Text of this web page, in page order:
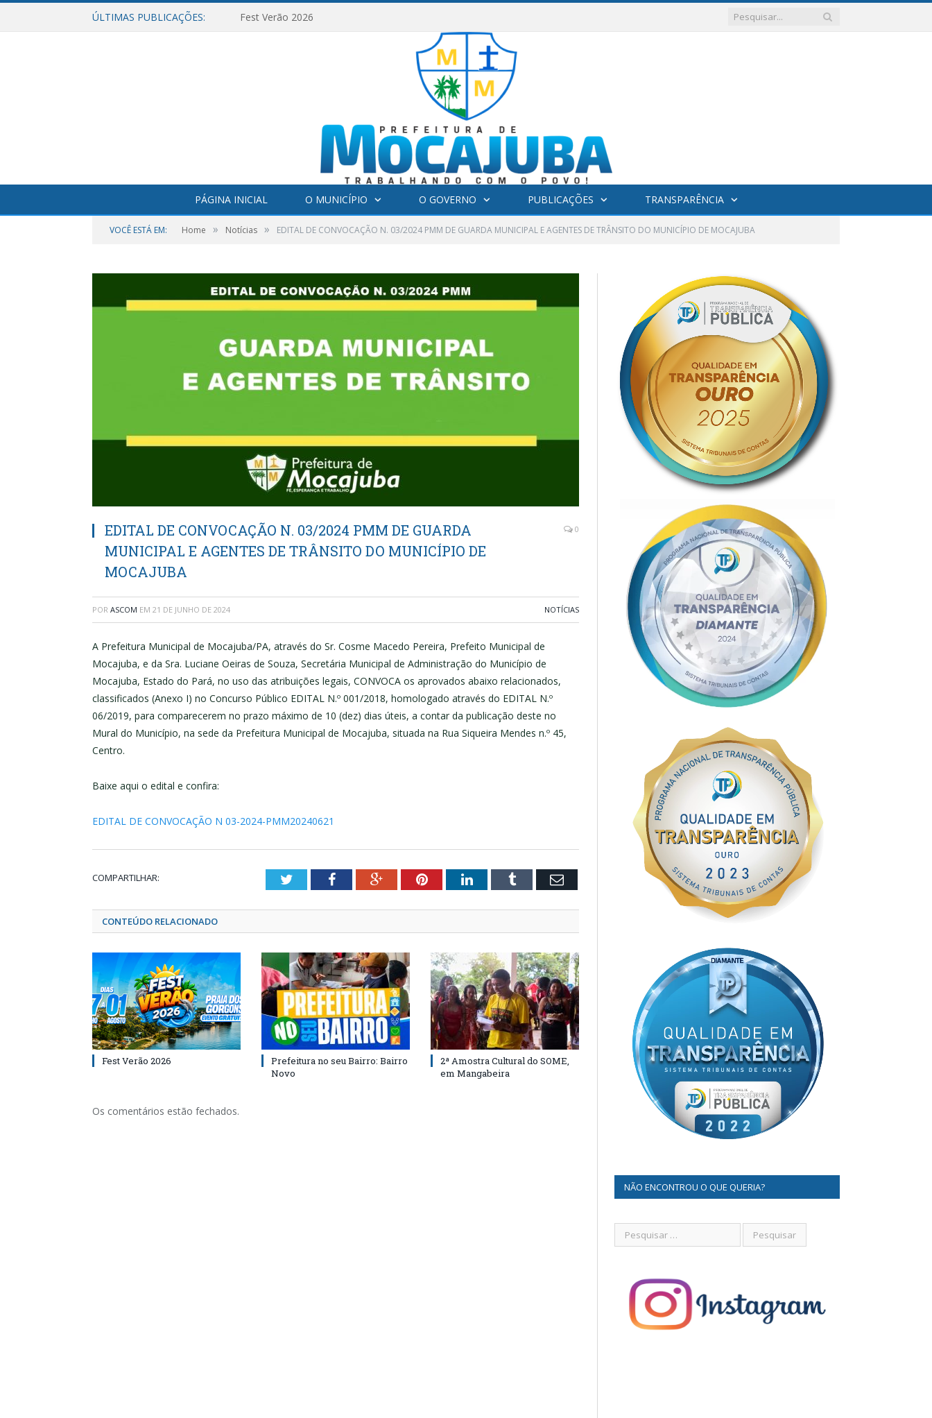
ÚLTIMAS PUBLICAÇÕES: Fest Verão 2026
PÁGINA INICIAL O MUNICÍPIO O GOVERNO PUBLICAÇÕES TRANSPARÊNCIA
VOCÊ ESTÁ EM: Home » Notícias » EDITAL DE CONVOCAÇÃO N. 03/2024 PMM DE GUARDA MUNICIPAL E AGENTES DE TRÂNSITO DO MUNICÍPIO DE MOCAJUBA
EDITAL DE CONVOCAÇÃO N. 03/2024 PMM DE GUARDA
MUNICIPAL E AGENTES DE TRÂNSITO DO MUNICÍPIO DE
MOCAJUBA
0
POR ASCOM EM 21 DE JUNHO DE 2024 NOTÍCIAS
A Prefeitura Municipal de Mocajuba/PA, através do Sr. Cosme Macedo Pereira, Prefeito Municipal de
Mocajuba, e da Sra. Luciane Oeiras de Souza, Secretária Municipal de Administração do Município de
Mocajuba, Estado do Pará, no uso das atribuições legais, CONVOCA os aprovados abaixo relacionados,
classificados (Anexo I) no Concurso Público EDITAL N.º 001/2018, homologado através do EDITAL N.º
06/2019, para comparecerem no prazo máximo de 10 (dez) dias úteis, a contar da publicação deste no
Mural do Município, na sede da Prefeitura Municipal de Mocajuba, situada na Rua Siqueira Mendes n.º 45,
Centro.
Baixe aqui o edital e confira:
EDITAL DE CONVOCAÇÃO N 03-2024-PMM20240621
COMPARTILHAR: TwitterFacebookGoogle+PinterestLinkedInTumblr Email
CONTEÚDO RELACIONADO
Fest Verão 2026
Prefeitura no seu Bairro: Bairro
Novo
2ª Amostra Cultural do SOME,
em Mangabeira
Os comentários estão fechados.
NÃO ENCONTROU O QUE QUERIA?